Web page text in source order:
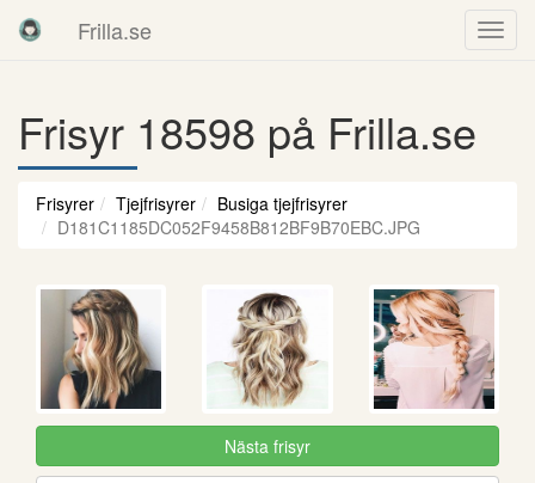
Frilla.se
Frisyr 18598 på Frilla.se
Frisyrer Tjejfrisyrer
Busiga tjejfrisyrer
D181C1185DC052F9458B812BF9B70EBC.JPG
Nästa frisyr